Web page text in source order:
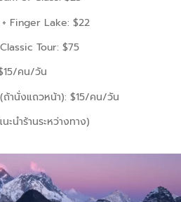
Finger Lake: $22
Tour: $75
คน/วัน
านั่งแถวหน้า): $15/คน/วัน
นำร้านระหว่างทาง)